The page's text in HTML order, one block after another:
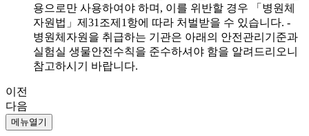
용으로만 사용하여야 하며, 이를 위반할 경우 「병원체
자원법」제31조제1항에 따라 처벌받을 수 있습니다. -
병원체자원을 취급하는 기관은 아래의 안전관리기준과
실험실 생물안전수칙을 준수하셔야 함을 알려드리오니
참고하시기 바랍니다.
이전
다음
메뉴열기